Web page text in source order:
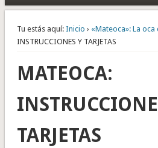
Tu estás aquí: Inicio › «Mateoca»: La
INSTRUCCIONES Y TARJETAS
MATEOCA:
TARJETAS